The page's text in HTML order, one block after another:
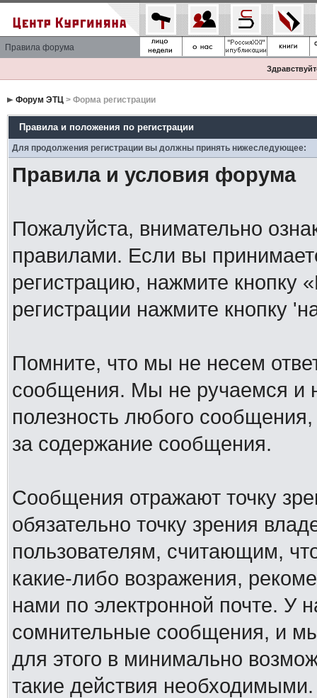
Правила форума
Форум ЭТЦ> Форма регистрации
Правила и положения по регистрации
Для продолжения регистрации вы должны принять нижеследующее:
Правила и условия форума
Пожалуйста, внимательно
правилами. Если вы
регистрацию, нажмите кнопку
регистрации нажмите кнопку
Помните, что мы не несем
сообщения. Мы не ручаемся и
полезность любого
за содержание сообщения.
Сообщения отражают точку
обязательно точку зрения
пользователям, считающим,
какие-либо возражения,
нами по электронной почте. У
сомнительные сообщения, и
для этого в минимально
такие действия необходимыми.